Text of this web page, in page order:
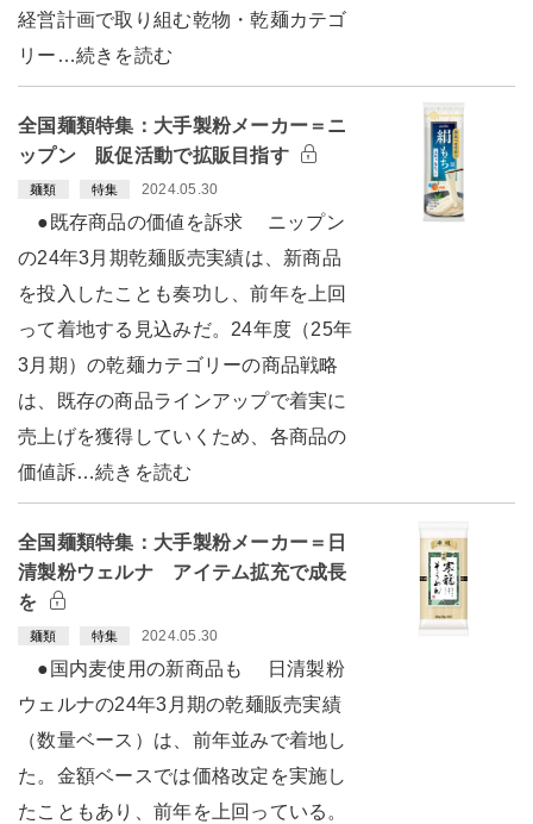
経営計画で取り組む乾物・乾麺カテゴ
リー…続きを読む
全国麺類特集：大手製粉メーカー＝ニ
ップン 販促活動で拡販目指す
麺類 特集 2024.05.30
●既存商品の価値を訴求 ニップン
の24年3月期乾麺販売実績は、新商品
を投入したことも奏功し、前年を上回
って着地する見込みだ。24年度（25年
3月期）の乾麺カテゴリーの商品戦略
は、既存の商品ラインアップで着実に
売上げを獲得していくため、各商品の
価値訴…続きを読む
全国麺類特集：大手製粉メーカー＝日
清製粉ウェルナ アイテム拡充で成長
を
麺類 特集 2024.05.30
●国内麦使用の新商品も 日清製粉
ウェルナの24年3月期の乾麺販売実績
（数量ベース）は、前年並みで着地し
た。金額ベースでは価格改定を実施し
たこともあり、前年を上回っている。